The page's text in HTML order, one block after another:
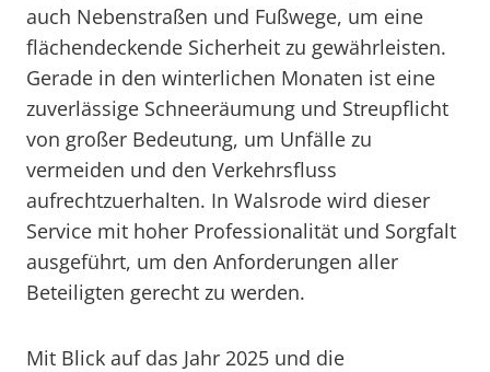
auch Nebenstraßen und Fußwege, um eine
flächendeckende Sicherheit zu gewährleisten.
Gerade in den winterlichen Monaten ist eine
zuverlässige Schneeräumung und Streupflicht
von großer Bedeutung, um Unfälle zu
vermeiden und den Verkehrsfluss
aufrechtzuerhalten. In Walsrode wird dieser
Service mit hoher Professionalität und Sorgfalt
ausgeführt, um den Anforderungen aller
Beteiligten gerecht zu werden.
Mit Blick auf das Jahr 2025 und die